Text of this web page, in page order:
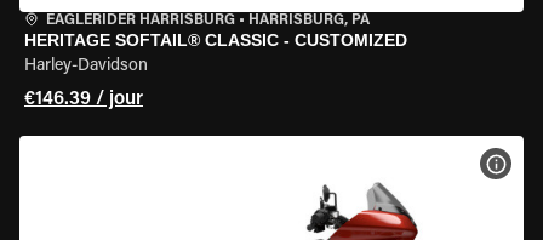
EAGLERIDER HARRISBURG • HARRISBURG, PA
HERITAGE SOFTAIL® CLASSIC - CUSTOMIZED
Harley-Davidson
€146.39 / jour